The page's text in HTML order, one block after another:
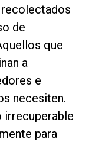
de
que
a
e
necesiten.
irrecuperable
para